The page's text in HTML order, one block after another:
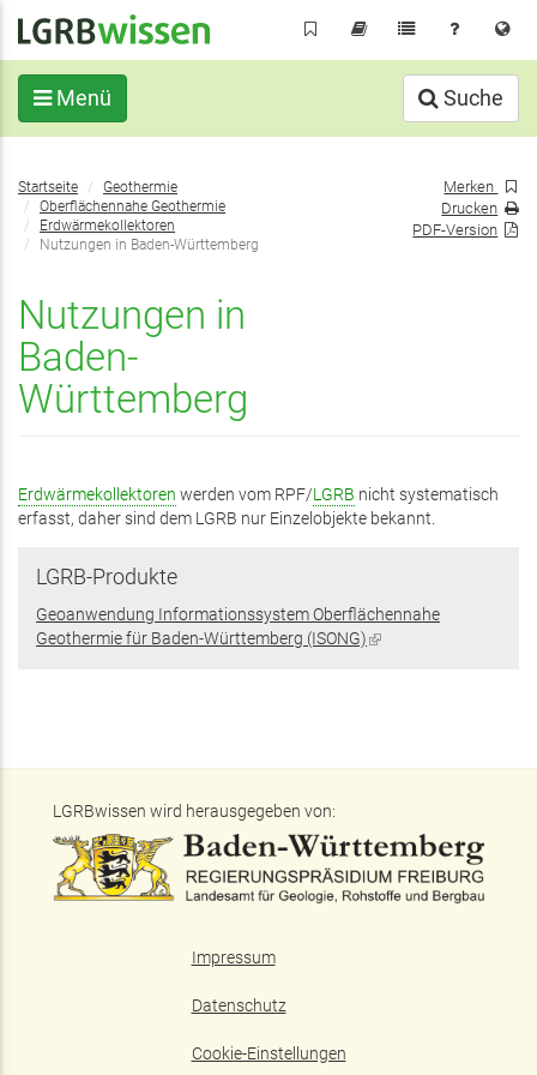
Inhalt
Menü Suche
Sie
befinden
sich
hier:
Startseite
Geothermie
Oberflächennahe Geothermie
Erdwärmekollektoren
Nutzungen in Baden-Württemberg
Nutzungen in
Baden-
Württemberg
Merken
Drucken
PDF-Version
Erdwärmekollektoren werden vom RPF/LGRB nicht systematisch
erfasst, daher sind dem LGRB nur Einzelobjekte bekannt.
LGRB-Produkte
Geoanwendung Informationssystem Oberflächennahe
Geothermie für Baden-Württemberg (ISONG)(Link
LGRBwissen wird herausgegeben von:
Impressum
Datenschutz
Cookie-Einstellungen